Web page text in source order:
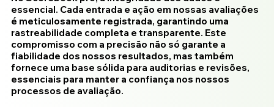
essencial. Cada entrada e ação em nossas avaliações
é meticulosamente registrada, garantindo uma
rastreabilidade completa e transparente. Este
compromisso com a precisão não só garante a
fiabilidade dos nossos resultados, mas também
fornece uma base sólida para auditorias e revisões,
essenciais para manter a confiança nos nossos
processos de avaliação.